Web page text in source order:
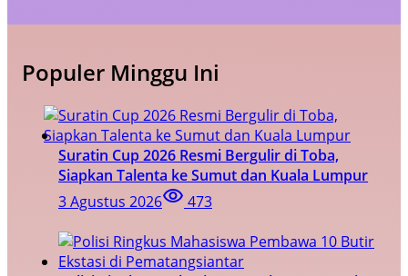
Populer Minggu Ini
Suratin Cup 2026 Resmi Bergulir di Toba,
Siapkan Talenta ke Sumut dan Kuala Lumpur
3 Agustus 2026
473